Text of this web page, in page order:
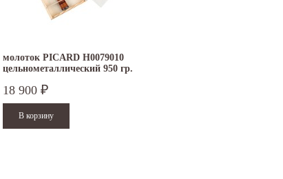
"Металл-Экспо'2024", которая пройдет с
29...
молоток PICARD H0079010
цельнометаллический 950 гр.
18 900 ₽